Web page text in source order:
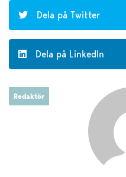
Dela på Twitter
Dela på LinkedIn
Redaktör